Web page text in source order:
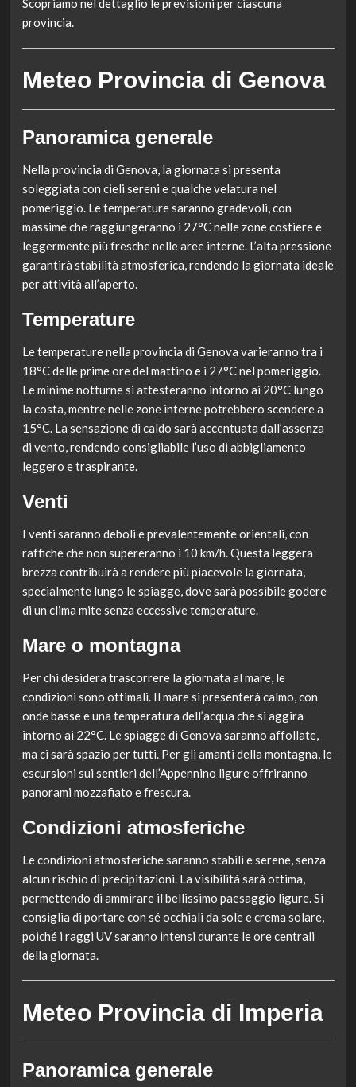
Scopriamo nel dettaglio le previsioni per ciascuna
provincia.
Meteo Provincia di Genova
Panoramica generale
Nella provincia di Genova, la giornata si presenta
soleggiata con cieli sereni e qualche velatura nel
pomeriggio. Le temperature saranno gradevoli, con
massime che raggiungeranno i 27°C nelle zone costiere e
leggermente più fresche nelle aree interne. L’alta pressione
garantirà stabilità atmosferica, rendendo la giornata ideale
per attività all’aperto.
Temperature
Le temperature nella provincia di Genova varieranno tra i
18°C delle prime ore del mattino e i 27°C nel pomeriggio.
Le minime notturne si attesteranno intorno ai 20°C lungo
la costa, mentre nelle zone interne potrebbero scendere a
15°C. La sensazione di caldo sarà accentuata dall’assenza
di vento, rendendo consigliabile l’uso di abbigliamento
leggero e traspirante.
Venti
I venti saranno deboli e prevalentemente orientali, con
raffiche che non supereranno i 10 km/h. Questa leggera
brezza contribuirà a rendere più piacevole la giornata,
specialmente lungo le spiagge, dove sarà possibile godere
di un clima mite senza eccessive temperature.
Mare o montagna
Per chi desidera trascorrere la giornata al mare, le
condizioni sono ottimali. Il mare si presenterà calmo, con
onde basse e una temperatura dell’acqua che si aggira
intorno ai 22°C. Le spiagge di Genova saranno affollate,
ma ci sarà spazio per tutti. Per gli amanti della montagna, le
escursioni sui sentieri dell’Appennino ligure offriranno
panorami mozzafiato e frescura.
Condizioni atmosferiche
Le condizioni atmosferiche saranno stabili e serene, senza
alcun rischio di precipitazioni. La visibilità sarà ottima,
permettendo di ammirare il bellissimo paesaggio ligure. Si
consiglia di portare con sé occhiali da sole e crema solare,
poiché i raggi UV saranno intensi durante le ore centrali
della giornata.
Meteo Provincia di Imperia
Panoramica generale